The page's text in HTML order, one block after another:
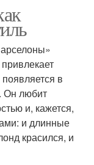
в
Он любит
и, кажется,
и длинные
красился, и